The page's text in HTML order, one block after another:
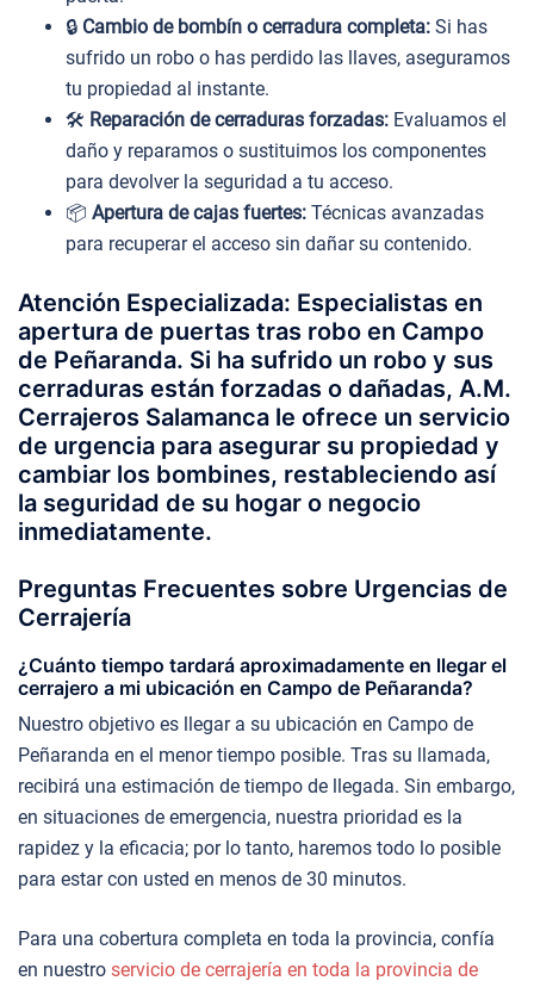
🔒 Cambio de bombín o cerradura completa: Si has
sufrido un robo o has perdido las llaves, aseguramos
tu propiedad al instante.
🛠️ Reparación de cerraduras forzadas: Evaluamos el
daño y reparamos o sustituimos los componentes
para devolver la seguridad a tu acceso.
📦 Apertura de cajas fuertes: Técnicas avanzadas
para recuperar el acceso sin dañar su contenido.
Atención Especializada: Especialistas en
apertura de puertas tras robo en Campo
de Peñaranda. Si ha sufrido un robo y sus
cerraduras están forzadas o dañadas, A.M.
Cerrajeros Salamanca le ofrece un servicio
de urgencia para asegurar su propiedad y
cambiar los bombines, restableciendo así
la seguridad de su hogar o negocio
inmediatamente.
Preguntas Frecuentes sobre Urgencias de
Cerrajería
¿Cuánto tiempo tardará aproximadamente en llegar el
cerrajero a mi ubicación en Campo de Peñaranda?
Nuestro objetivo es llegar a su ubicación en Campo de
Peñaranda en el menor tiempo posible. Tras su llamada,
recibirá una estimación de tiempo de llegada. Sin embargo,
en situaciones de emergencia, nuestra prioridad es la
rapidez y la eficacia; por lo tanto, haremos todo lo posible
para estar con usted en menos de 30 minutos.
Para una cobertura completa en toda la provincia, confía
en nuestro servicio de cerrajería en toda la provincia de